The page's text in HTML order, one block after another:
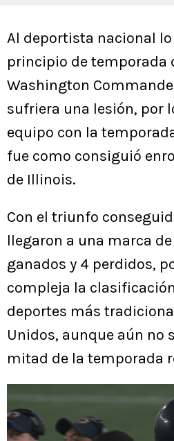
Al deportista nacional
principio de temporada
Washington
sufriera una lesión, por
equipo con la
fue como consiguió
de Illinois.
Con el triunfo
llegaron a una marca
ganados y 4 perdidos,
compleja la
deportes más
Unidos, aunque aún no
mitad de la temporada